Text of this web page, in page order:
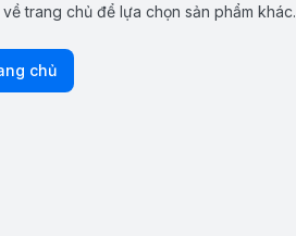
trang chủ để lựa chọn sản phẩm khác.
chủ